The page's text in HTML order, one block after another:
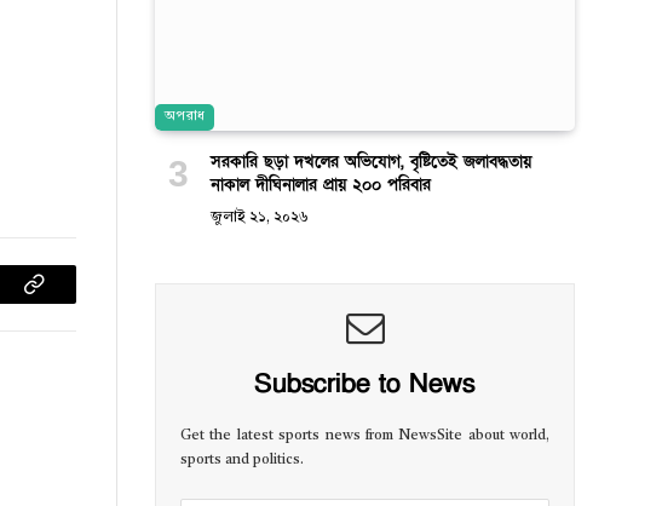
Copy
অপরাধ
সরকারি ছড়া দখলের অভিযোগ, বৃষ্টিতেই জলাবদ্ধতায়
নাকাল দীঘিনালার প্রায় ২০০ পরিবার
জুলাই ২১, ২০২৬
Subscribe to News
Get the latest sports news from NewsSite about world,
sports and politics.